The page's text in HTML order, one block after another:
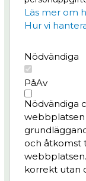
Läs mer om
Hur vi
Nödvändiga
PåAv
Nödvändiga
och åtkomst
korrekt utan
på Göteborg
Projektet
Nyheter
Bygg- och
Konst & kultur
Frågor & svar